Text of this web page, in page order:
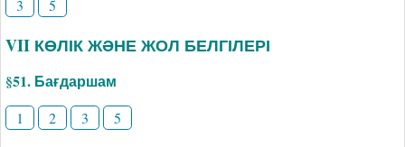
3 5
VII КӨЛІК ЖӘНЕ ЖОЛ БЕЛГІЛЕРІ
§51. Бағдаршам
1 2 3 5